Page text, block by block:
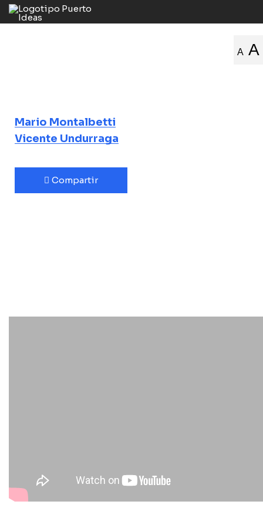
A A
Mario Montalbetti
Vicente Undurraga
Compartir